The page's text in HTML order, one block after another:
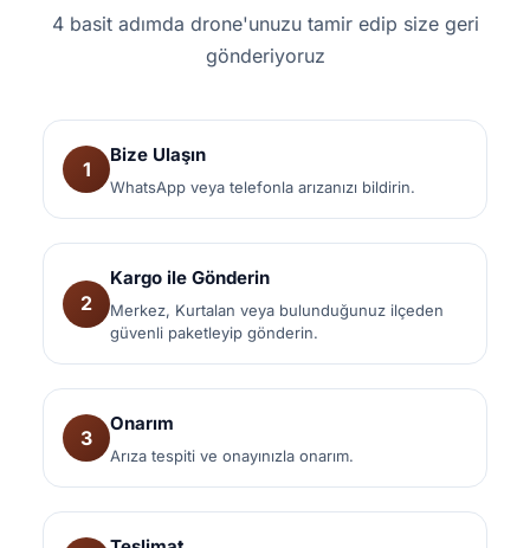
4 basit adımda drone'unuzu tamir edip size geri
gönderiyoruz
1
Bize Ulaşın
WhatsApp veya telefonla arızanızı bildirin.
2
Kargo ile Gönderin
Merkez, Kurtalan veya bulunduğunuz ilçeden
güvenli paketleyip gönderin.
3
Onarım
Arıza tespiti ve onayınızla onarım.